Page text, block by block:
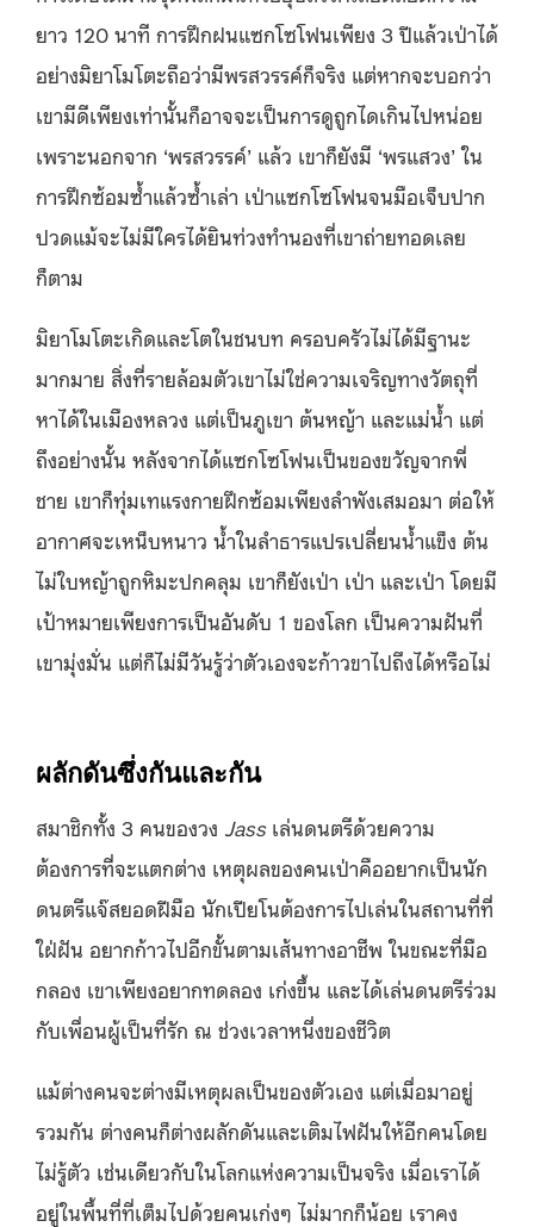
ยาว 120 นาที การฝึกฝนแซกโซโฟนเพียง 3 ปีแล้วเป่าได้
อย่างมิยาโมโตะถือว่ามีพรสวรรค์ก็จริง แต่หากจะบอกว่า
เขามีดีเพียงเท่านั้นก็อาจจะเป็นการดูถูกไดเกินไปหน่อย
เพราะนอกจาก ‘พรสวรรค์’ แล้ว เขาก็ยังมี ‘พรแสวง’ ใน
การฝึกซ้อมซ้ำแล้วซ้ำเล่า เป่าแซกโซโฟนจนมือเจ็บปาก
ปวดแม้จะไม่มีใครได้ยินท่วงทำนองที่เขาถ่ายทอดเลย
ก็ตาม
มิยาโมโตะเกิดและโตในชนบท ครอบครัวไม่ได้มีฐานะ
มากมาย สิ่งที่รายล้อมตัวเขาไม่ใช่ความเจริญทางวัตถุที่
หาได้ในเมืองหลวง แต่เป็นภูเขา ต้นหญ้า และแม่น้ำ แต่
ถึงอย่างนั้น หลังจากได้แซกโซโฟนเป็นของขวัญจากพี่
ชาย เขาก็ทุ่มเทแรงกายฝึกซ้อมเพียงลำพังเสมอมา ต่อให้
อากาศจะเหน็บหนาว น้ำในลำธารแปรเปลี่ยนน้ำแข็ง ต้น
ไม่ใบหญ้าถูกหิมะปกคลุม เขาก็ยังเป่า เป่า และเป่า โดยมี
เป้าหมายเพียงการเป็นอันดับ 1 ของโลก เป็นความฝันที่
เขามุ่งมั่น แต่ก็ไม่มีวันรู้ว่าตัวเองจะก้าวขาไปถึงได้หรือไม่
ผลักดันซึ่งกันและกัน
สมาชิกทั้ง 3 คนของวง Jass เล่นดนตรีด้วยความ
ต้องการที่จะแตกต่าง เหตุผลของคนเป่าคืออยากเป็นนัก
ดนตรีแจ๊สยอดฝีมือ นักเปียโนต้องการไปเล่นในสถานที่ที่
ใฝ่ฝัน อยากก้าวไปอีกขั้นตามเส้นทางอาชีพ ในขณะที่มือ
กลอง เขาเพียงอยากทดลอง เก่งขึ้น และได้เล่นดนตรีร่วม
กับเพื่อนผู้เป็นที่รัก ณ ช่วงเวลาหนึ่งของชีวิต
แม้ต่างคนจะต่างมีเหตุผลเป็นของตัวเอง แต่เมื่อมาอยู่
รวมกัน ต่างคนก็ต่างผลักดันและเติมไฟฝันให้อีกคนโดย
ไม่รู้ตัว เช่นเดียวกับในโลกแห่งความเป็นจริง เมื่อเราได้
อยู่ในพื้นที่ที่เต็มไปด้วยคนเก่งๆ ไม่มากก็น้อย เราคง